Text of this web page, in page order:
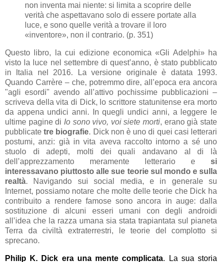
non inventa mai niente: si limita a scoprire delle
verità che aspettavano solo di essere portate alla
luce, e sono quelle verità a trovare il loro
«inventore», non il contrario. (p. 351)
Questo libro, la cui edizione economica «Gli Adelphi» ha
visto la luce nel settembre di quest’anno, è stato pubblicato
in Italia nel 2016. La versione originale è datata 1993.
Quando Carrère – che, potremmo dire, all’epoca era ancora
"agli esordi" avendo all’attivo pochissime pubblicazioni –
scriveva della vita di Dick, lo scrittore statunitense era morto
da appena undici anni. In quegli undici anni, a leggere le
ultime pagine di Io sono vivo, voi siete morti, erano già state
pubblicatetre biografie. Dick non è uno di quei casi letterari
postumi, anzi: già in vita aveva raccolto intorno a sé uno
stuolo di adepti, molti dei quali andavano al di là
dell’apprezzamento meramente letterario e si
interessavano piuttosto alle sue teorie sul mondo e sulla
realtà. Navigando sui social media, e in generale su
Internet, possiamo notare che molte delle teorie che Dick ha
contribuito a rendere famose sono ancora in auge: dalla
sostituzione di alcuni esseri umani con degli androidi
all’idea che la razza umana sia stata trapiantata sul pianeta
Terra da civiltà extraterrestri, le teorie del complotto si
sprecano.
Philip K. Dick era una mente complicata. La sua storia